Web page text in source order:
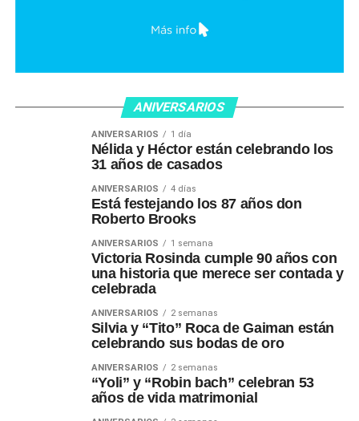
ANIVERSARIOS
ANIVERSARIOS 1 día
Nélida y Héctor están celebrando los
31 años de casados
ANIVERSARIOS 4 días
Está festejando los 87 años don
Roberto Brooks
ANIVERSARIOS 1 semana
Victoria Rosinda cumple 90 años con
una historia que merece ser contada y
celebrada
ANIVERSARIOS 2 semanas
Silvia y “Tito” Roca de Gaiman están
celebrando sus bodas de oro
ANIVERSARIOS 2 semanas
“Yoli” y “Robin bach” celebran 53
años de vida matrimonial